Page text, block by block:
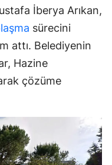
İberya Arıkan,
sürecini
attı. Belediyenin
Hazine
çözüme